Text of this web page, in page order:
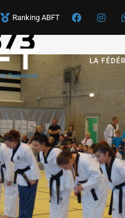
Ranking ABFT
LA